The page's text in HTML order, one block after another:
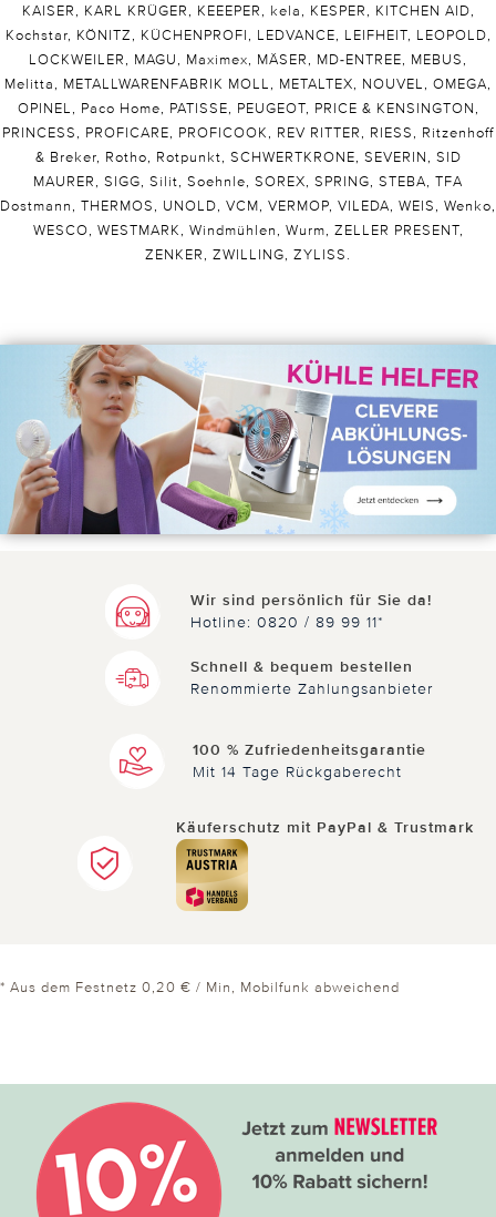
KAISER, KARL KRÜGER, KEEEPER, kela, KESPER, KITCHEN AID,
Kochstar, KÖNITZ, KÜCHENPROFI, LEDVANCE, LEIFHEIT, LEOPOLD,
LOCKWEILER, MAGU, Maximex, MÄSER, MD-ENTREE, MEBUS,
Melitta, METALLWARENFABRIK MOLL, METALTEX, NOUVEL, OMEGA,
OPINEL, Paco Home, PATISSE, PEUGEOT, PRICE & KENSINGTON,
PRINCESS, PROFICARE, PROFICOOK, REV RITTER, RIESS, Ritzenhoff
& Breker, Rotho, Rotpunkt, SCHWERTKRONE, SEVERIN, SID
MAURER, SIGG, Silit, Soehnle, SOREX, SPRING, STEBA, TFA
Dostmann, THERMOS, UNOLD, VCM, VERMOP, VILEDA, WEIS, Wenko,
WESCO, WESTMARK, Windmühlen, Wurm, ZELLER PRESENT,
ZENKER, ZWILLING, ZYLISS.
Wir sind persönlich für Sie da!
Hotline: 0820 / 89 99 11*
Schnell & bequem bestellen
Renommierte Zahlungsanbieter
100 % Zufriedenheitsgarantie
Mit 14 Tage Rückgaberecht
Käuferschutz mit PayPal & Trustmark
* Aus dem Festnetz 0,20 € / Min, Mobilfunk abweichend